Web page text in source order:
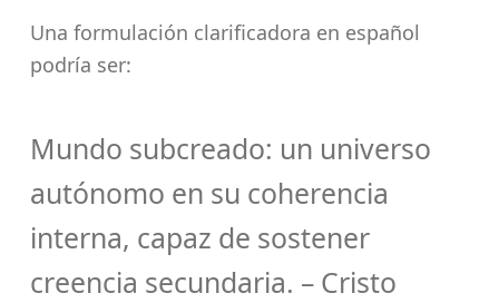
Una formulación clarificadora en español
podría ser:
Mundo subcreado: un universo
autónomo en su coherencia
interna, capaz de sostener
creencia secundaria. – Cristo